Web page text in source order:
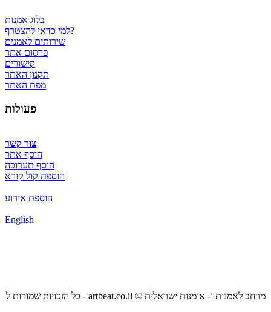
בלוג אמנות
למי כדאי להצטרף?
שירותים לאמנים
פרסום אתר
קישורים
תקנון האתר
מפת האתר
פעולות
צור קשר
הוסף אתר
הוסף תערוכה
הוספת קול קורא
הוספת אירוע
English
כל הזכויות שמורות ל - artbeat.co.il © מרחב לאמנות ו- אומנות ישראלית